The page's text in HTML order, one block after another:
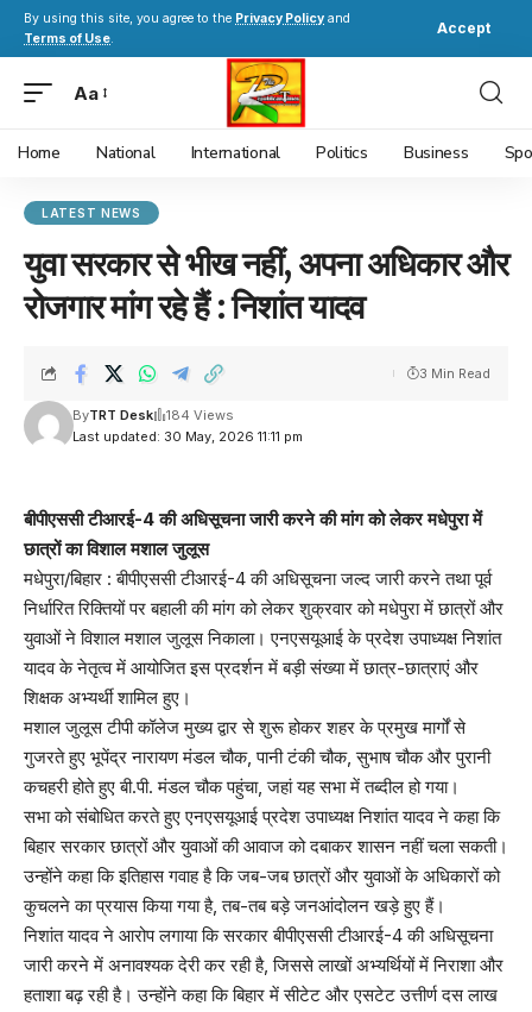
By using this site, you agree to the Privacy Policy and
Terms of Use.
Accept
Aa
Home National International Politics Business
LATEST NEWS
युवा सरकार से भीख नहीं, अपना अधिकार और
रोजगार मांग रहे हैं : निशांत यादव
Last updated: 30 May, 2026 11:11 pm
ByTRT Desk 184 Views
3 Min Read
बीपीएससी टीआरई-4 की अधिसूचना जारी करने की मांग को लेकर मधेपुरा में
छात्रों का विशाल मशाल जुलूस
मधेपुरा/बिहार : बीपीएससी टीआरई-4 की अधिसूचना जल्द जारी करने तथा पूर्व
निर्धारित रिक्तियों पर बहाली की मांग को लेकर शुक्रवार को मधेपुरा में छात्रों और
युवाओं ने विशाल मशाल जुलूस निकाला। एनएसयूआई के प्रदेश उपाध्यक्ष निशांत
यादव के नेतृत्व में आयोजित इस प्रदर्शन में बड़ी संख्या में छात्र-छात्राएं और
शिक्षक अभ्यर्थी शामिल हुए।
मशाल जुलूस टीपी कॉलेज मुख्य द्वार से शुरू होकर शहर के प्रमुख मार्गों से
गुजरते हुए भूपेंद्र नारायण मंडल चौक, पानी टंकी चौक, सुभाष चौक और पुरानी
कचहरी होते हुए बी.पी. मंडल चौक पहुंचा, जहां यह सभा में तब्दील हो गया।
सभा को संबोधित करते हुए एनएसयूआई प्रदेश उपाध्यक्ष निशांत यादव ने कहा कि
बिहार सरकार छात्रों और युवाओं की आवाज को दबाकर शासन नहीं चला सकती।
उन्होंने कहा कि इतिहास गवाह है कि जब-जब छात्रों और युवाओं के अधिकारों को
कुचलने का प्रयास किया गया है, तब-तब बड़े जनआंदोलन खड़े हुए हैं।
निशांत यादव ने आरोप लगाया कि सरकार बीपीएससी टीआरई-4 की अधिसूचना
जारी करने में अनावश्यक देरी कर रही है, जिससे लाखों अभ्यर्थियों में निराशा और
हताशा बढ़ रही है। उन्होंने कहा कि बिहार में सीटेट और एसटेट उत्तीर्ण दस लाख